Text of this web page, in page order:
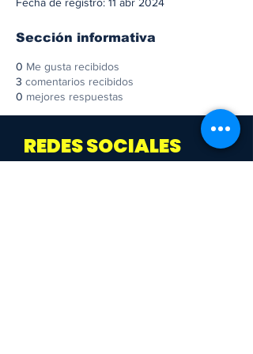
Sección informativa
0 Me gusta recibidos
3 comentarios recibidos
0 mejores respuestas
REDES SOCIALES